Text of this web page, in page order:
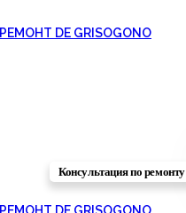
РЕМОНТ DE GRISOGONO
РЕМОНТ DE GRISOGONO
Консультация по ремонту